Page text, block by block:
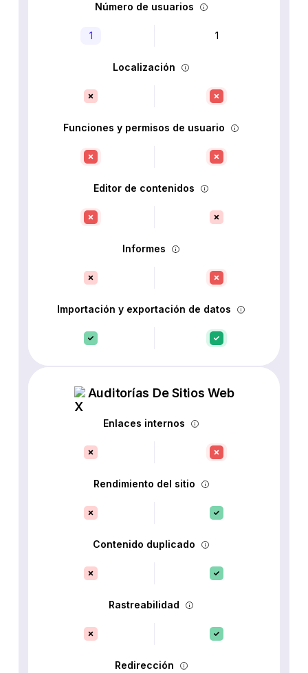
Número de usuarios
1 1
Localización
Funciones y permisos de usuario
Editor de contenidos
Informes
Importación y exportación de datos
Auditorías De Sitios Web
Enlaces internos
Rendimiento del sitio
Contenido duplicado
Rastreabilidad
Redirección